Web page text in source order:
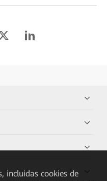
incluidas cookies de